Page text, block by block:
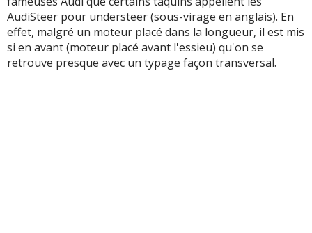
AudiSteer pour understeer (sous-virage en anglais). En
effet, malgré un moteur placé dans la longueur, il est mis
si en avant (moteur placé avant l'essieu) qu'on se
retrouve presque avec un typage façon transversal.